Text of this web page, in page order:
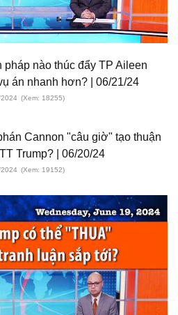
pháp nào thúc đẩy TP Aileen
án nhanh hơn? | 06/21/24
(Xem: 18255)
Cannon "câu giờ" tạo thuận
Trump? | 06/20/24
(Xem: 19152)